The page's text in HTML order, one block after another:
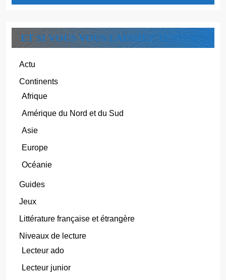
ET SI VOUS VOUS LAISSIEZ TENTER ?
Actu
Continents
Afrique
Amérique du Nord et du Sud
Asie
Europe
Océanie
Guides
Jeux
Littérature française et étrangère
Niveaux de lecture
Lecteur ado
Lecteur junior